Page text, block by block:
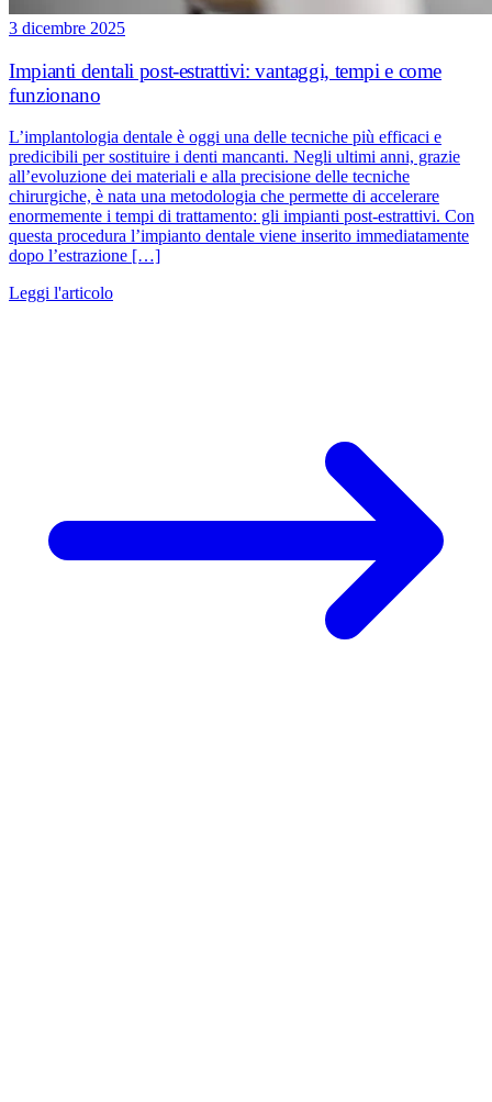
3 dicembre 2025
Impianti dentali post-estrattivi: vantaggi, tempi e come
funzionano
L’implantologia dentale è oggi una delle tecniche più efficaci e
predicibili per sostituire i denti mancanti. Negli ultimi anni, grazie
all’evoluzione dei materiali e alla precisione delle tecniche
chirurgiche, è nata una metodologia che permette di accelerare
enormemente i tempi di trattamento: gli impianti post-estrattivi. Con
questa procedura l’impianto dentale viene inserito immediatamente
dopo l’estrazione […]
Leggi l'articolo